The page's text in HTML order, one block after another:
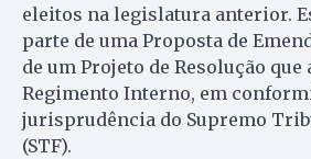
eleitos na legislatura anterior.
parte de uma Proposta de
de um Projeto de Resolução que
Regimento Interno, em
jurisprudência do Supremo
(STF).